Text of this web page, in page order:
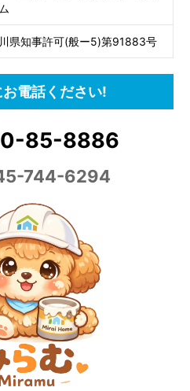
県知事許可(般ー5)第91883号
電話ください!
85-8886
744-6294